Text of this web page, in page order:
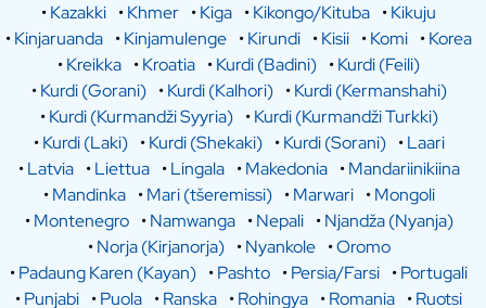
•Kazakki •Khmer •Kiga •Kikongo/Kituba •Kikuju
•Kinjaruanda •Kinjamulenge •Kirundi •Kisii •Komi •Korea
•Kreikka •Kroatia •Kurdi (Badini) •Kurdi (Feili)
•Kurdi (Gorani) •Kurdi (Kalhori) •Kurdi (Kermanshahi)
•Kurdi (Kurmandži Syyria) •Kurdi (Kurmandži Turkki)
•Kurdi (Laki) •Kurdi (Shekaki) •Kurdi (Sorani) •Laari
•Latvia •Liettua •Lingala •Makedonia •Mandariinikiina
•Mandinka •Mari (tšeremissi) •Marwari •Mongoli
•Montenegro •Namwanga •Nepali •Njandža (Nyanja)
•Norja (Kirjanorja) •Nyankole •Oromo
•Padaung Karen (Kayan) •Pashto •Persia/Farsi •Portugali
•Punjabi •Puola •Ranska •Rohingya •Romania •Ruotsi